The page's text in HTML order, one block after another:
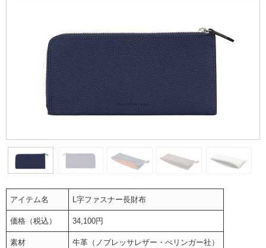
アイテム名 L字ファスナー長財布
価格（税込） 34,100円
素材 牛革（ノブレッサレザー・ぺリンガー社）